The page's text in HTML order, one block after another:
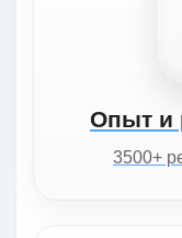
Опыт и
3500+